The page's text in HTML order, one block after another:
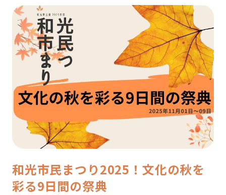
見
ス
ポ
ッ
ト
2019【朝
霞、
和
光
編
】”
和光市民まつり2025！文化の秋を
彩る9日間の祭典